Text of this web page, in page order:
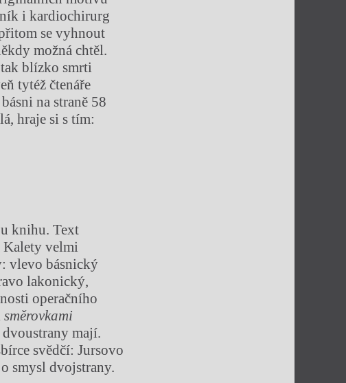
i kardiochirurg
se vyhnout
možná chtěl.
blízko smrti
tytéž čtenáře
na straně 58
hraje si s tím:
knihu. Text
Kalety velmi
vlevo básnický
lakonický,
operačního
směrovkami
mají.
svědčí: Jursovo
smysl dvojstrany.